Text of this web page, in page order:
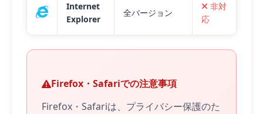
Internet
Explorer
全バージョン
非対
応
Firefox・Safariでの注意事項
Firefox・Safariは、プライバシー保護のた